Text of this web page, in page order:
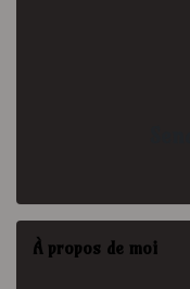
À propos de moi